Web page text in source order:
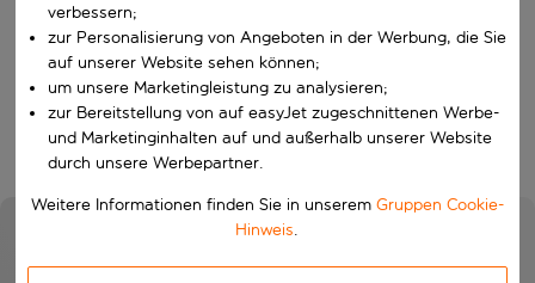
Suchen
verbessern;
zur Personalisierung von Angeboten in der Werbung, die Sie
auf unserer Website sehen können;
um unsere Marketingleistung zu analysieren;
zur Bereitstellung von auf easyJet zugeschnittenen Werbe-
und Marketinginhalten auf und außerhalb unserer Website
durch unsere Werbepartner.
Weitere Informationen finden Sie in unserem Gruppen Cookie-
Hinweis.